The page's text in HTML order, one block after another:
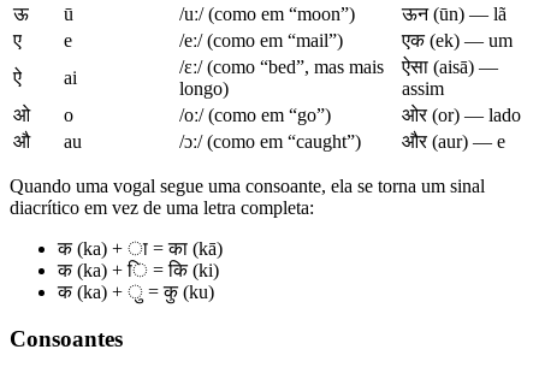
ऊ ū /uː/ (como em “moon”)
ऊन (ūn) — lã
ए
e /eː/ (como em “mail”)
एक (ek) — um
ऐ
ai
/ɛː/ (como “bed”, mas mais
longo)
ऐसा (aisā) —
assim
ओ
o /oː/ (como em “go”)
ओर (or) — lado
औ
au /ɔː/ (como em “caught”) और (aur) — e
Quando uma vogal segue uma consoante, ela se torna um sinal
diacrítico em vez de uma letra completa:
क (ka) + ा = का (kā)
क (ka) + ि = कि (ki)
क (ka) + ु = कु (ku)
Consoantes